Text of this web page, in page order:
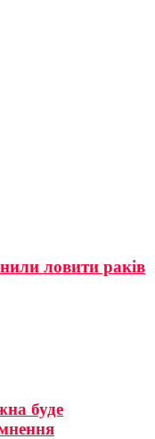
ловити раків
буде